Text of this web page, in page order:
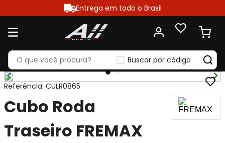
Entrega em todo o Brasil
Buscar por código
Referência: CULR0865
Cubo Roda
Traseiro FREMAX